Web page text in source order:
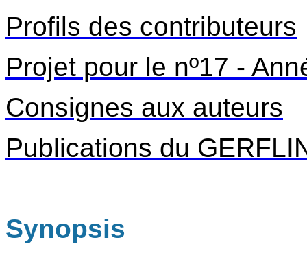
Profils des contributeurs
Projet pour le nº17 -
Consignes aux auteurs
Publications du
Synopsis